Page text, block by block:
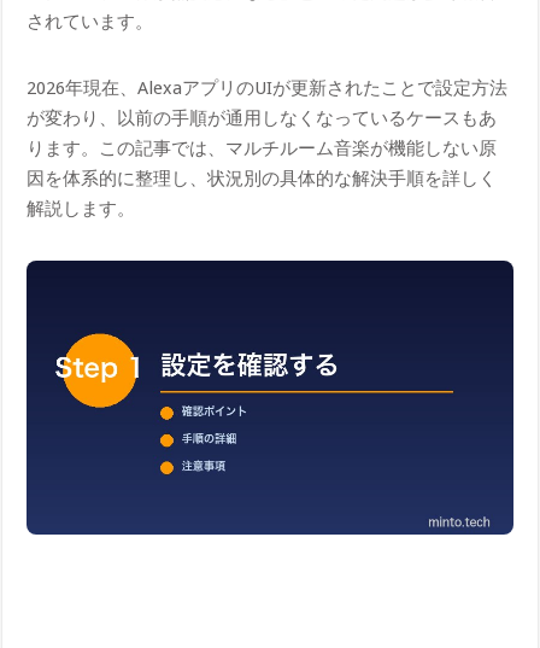
されています。
2026年現在、AlexaアプリのUIが更新されたことで設定方法
が変わり、以前の手順が通用しなくなっているケースもあ
ります。この記事では、マルチルーム音楽が機能しない原
因を体系的に整理し、状況別の具体的な解決手順を詳しく
解説します。